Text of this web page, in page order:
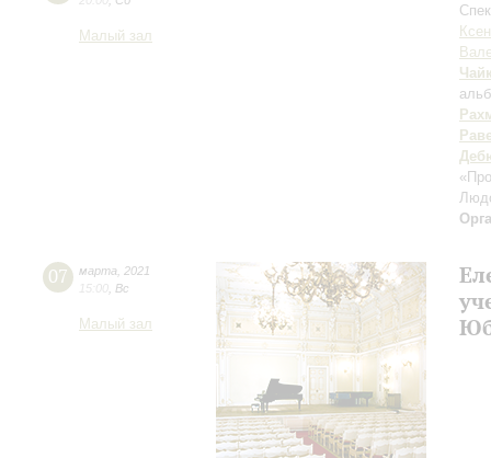
Малый зал
07 марта
2021
15:00 Вс
Малый зал